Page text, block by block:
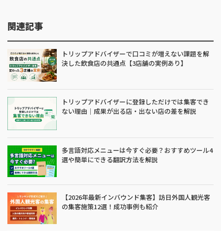
関連記事
トリップアドバイザーで口コミが増えない課題を解
決した飲食店の共通点【3店舗の実例あり】
トリップアドバイザーに登録しただけでは集客でき
ない理由｜成果が出る店・出ない店の差を解説
多言語対応メニューは今すぐ必要？おすすめツール4
選や簡単にできる翻訳方法を解説
【2026年最新インバウンド集客】訪日外国人観光客
の集客施策12選！成功事例も紹介